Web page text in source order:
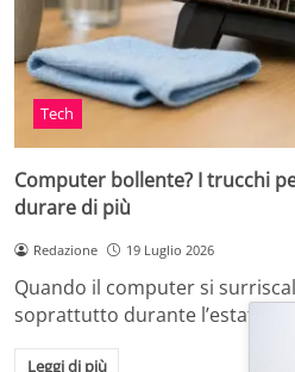
Tech
Computer bollente? I trucchi
durare di più
Redazione 19 Luglio 2026
Quando il computer si
soprattutto durante l’estate o
Leggi di più